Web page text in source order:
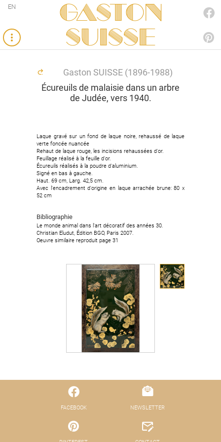
Gaston
SUISSE
EN
Gaston SUISSE (1896-1988)
Écureuils de malaisie dans un arbre
de Judée, vers 1940.
Laque gravé sur un fond de laque noire, rehaussé de laque
verte foncée nuancée
Rehaut de laque rouge, les incisions rehaussées d'or.
Feuillage réalisé à la feuille d'or.
Écureuils réalisés à la poudre d'aluminium.
Signé en bas à gauche.
Haut. 69 cm, Larg. 42,5 cm.
Avec l'encadrement d'origine en laque arrachée brune: 80 x
52 cm
Bibliographie
Le monde animal dans l'art décoratif des années 30.
Christian Eludut, Édition BGO, Paris 2007.
Oeuvre similaire reproduit page 31
FACEBOOK NEWSLETTER